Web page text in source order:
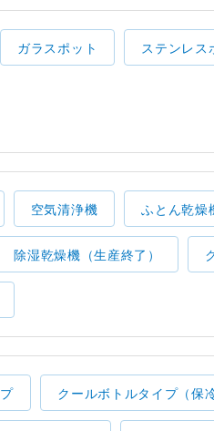
ガラスポット ステンレス
空気清浄機 ふとん乾燥
除湿乾燥機（生産終了）
クールボトルタイプ（保